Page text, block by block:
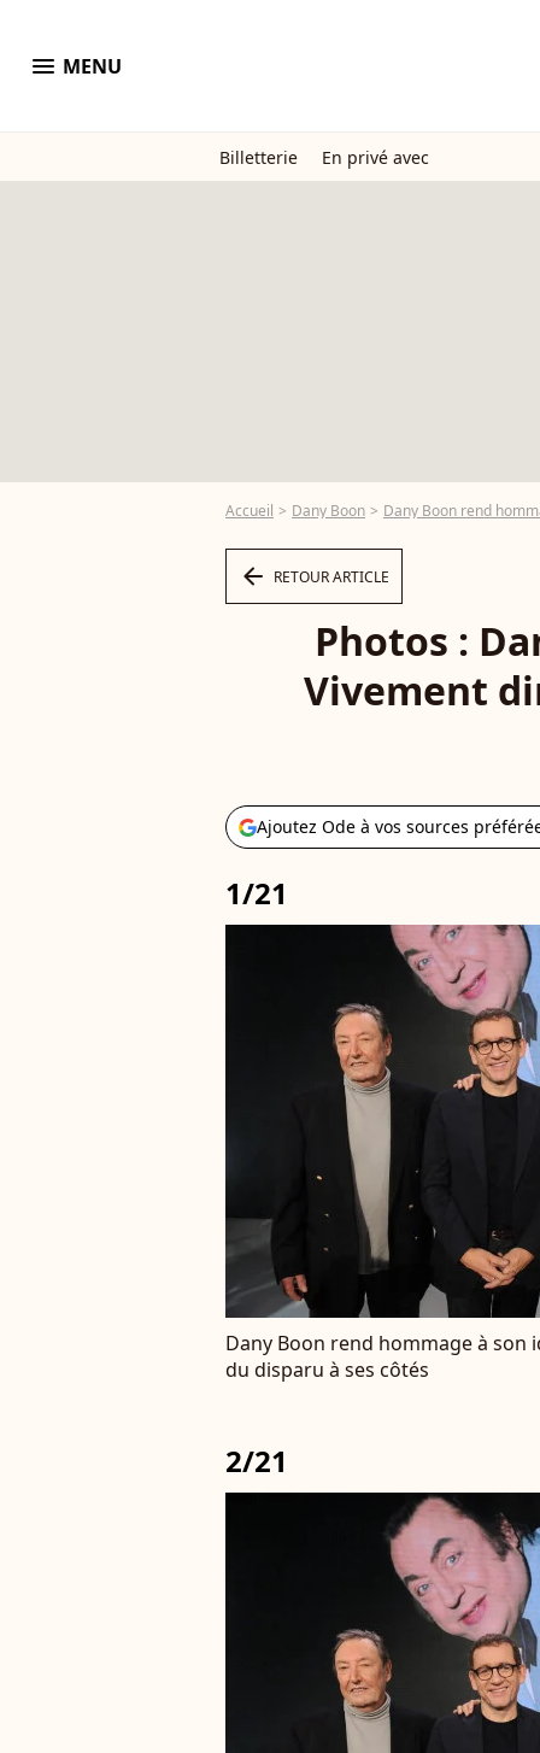
menu MENU
Billetterie En privé avec
Accueil Dany Boon Dany Boon rend
arrow_left RETOUR ARTICLE
Photos :
Vivement
Ajoutez Ode à vos sources
1/21
Dany Boon rend hommage à son
du disparu à ses côtés
2/21